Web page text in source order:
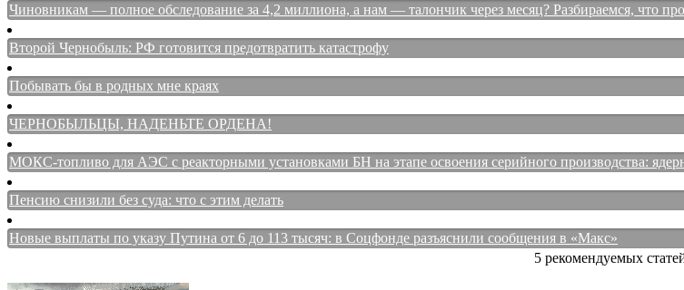
Чиновникам — полное обследование за 4,2 миллиона, а нам — талончик через месяц? Разбираемся, что
Второй Чернобыль: РФ готовится предотвратить катастрофу
Побывать бы в родных мне краях
ЧЕРНОБЫЛЬЦЫ, НАДЕНЬТЕ ОРДЕНА!
МОКС-топливо для АЭС с реакторными установками БН на этапе освоения серийного производства:
Пенсию снизили без суда: что с этим делать
Новые выплаты по указу Путина от 6 до 113 тысяч: в Соцфонде разъяснили сообщения в «Макс»
5 рекомендуемых